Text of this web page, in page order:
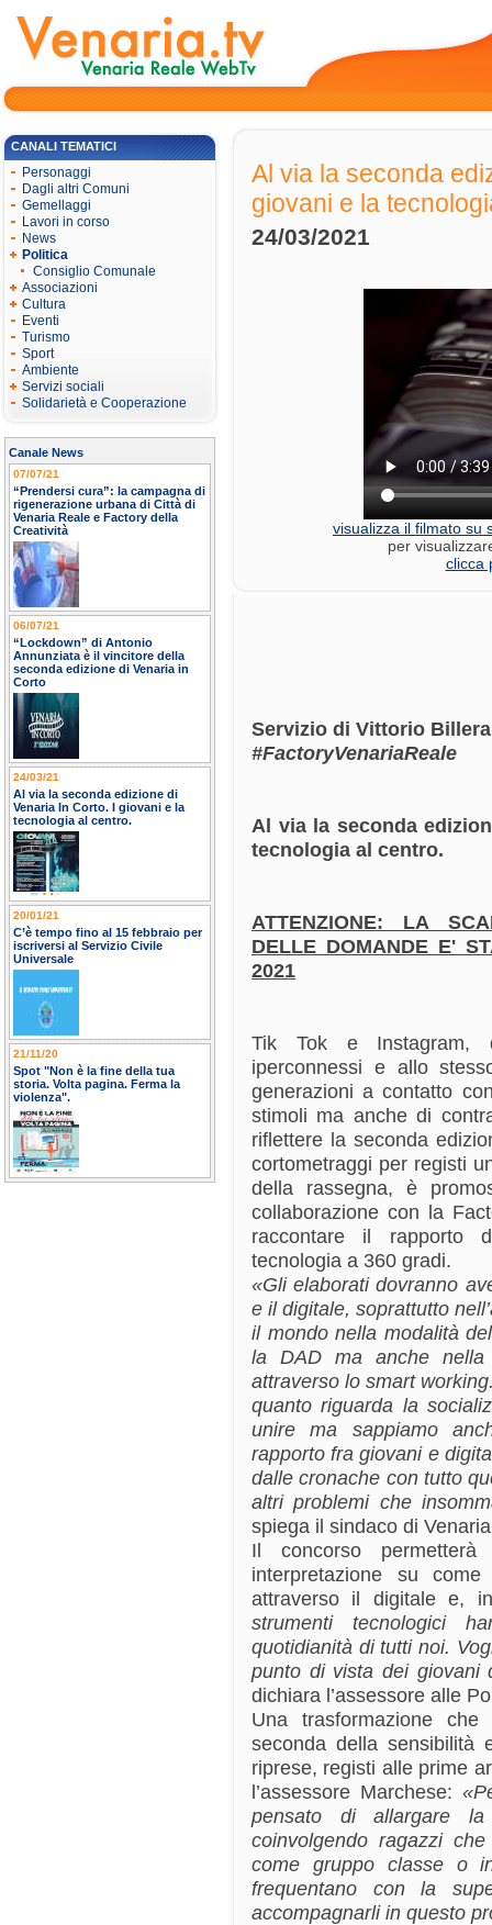
CANALI TEMATICI
Personaggi
Dagli altri Comuni
Gemellaggi
Lavori in corso
News
Politica
Consiglio Comunale
Associazioni
Cultura
Eventi
Turismo
Sport
Ambiente
Servizi sociali
Solidarietà e Cooperazione
Canale News
07/07/21
“Prendersi cura”: la campagna di
rigenerazione urbana di Città di
Venaria Reale e Factory della
Creatività
06/07/21
“Lockdown” di Antonio
Annunziata è il vincitore della
seconda edizione di Venaria in
Corto
24/03/21
Al via la seconda edizione di
Venaria In Corto. I giovani e la
tecnologia al centro.
20/01/21
C’è tempo fino al 15 febbraio per
iscriversi al Servizio Civile
Universale
21/11/20
Spot "Non è la fine della tua
storia. Volta pagina. Ferma la
violenza".
Al via la seconda
giovani e la
24/03/2021
visualizza il filmato su
per
clicca
Servizio di Vittorio
#FactoryVenariaReale
Al via la seconda
tecnologia al centro.
ATTENZIONE: LA
DELLE DOMANDE E'
2021
Tik Tok e Instagram,
iperconnessi e allo
generazioni a contatto
stimoli ma anche di
riflettere la seconda
cortometraggi per registi
della rassegna, è
collaborazione con la
raccontare il rapporto
tecnologia a 360 gradi.
«Gli elaborati dovranno
e il digitale, soprattutto
il mondo nella modalità
la DAD ma anche nella
attraverso lo smart
quanto riguarda la
unire ma sappiamo
rapporto fra giovani e
dalle cronache con tutto
altri problemi che
spiega il sindaco di
Il concorso
interpretazione su
attraverso il digitale e,
strumenti tecnologici
quotidianità di tutti noi.
punto di vista dei giovani
dichiara l’assessore alle
Una trasformazione
seconda della
riprese, registi alle prime
l’assessore Marchese:
pensato di allargare la
coinvolgendo ragazzi
come gruppo classe o
frequentano con la
accompagnarli in questo